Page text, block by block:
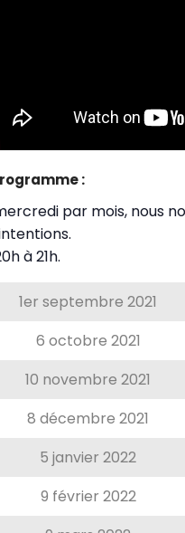
:
par mois, nous
à 21h.
1er septembre 2021
6 octobre 2021
10 novembre 2021
8 décembre 2021
5 janvier 2022
9 février 2022